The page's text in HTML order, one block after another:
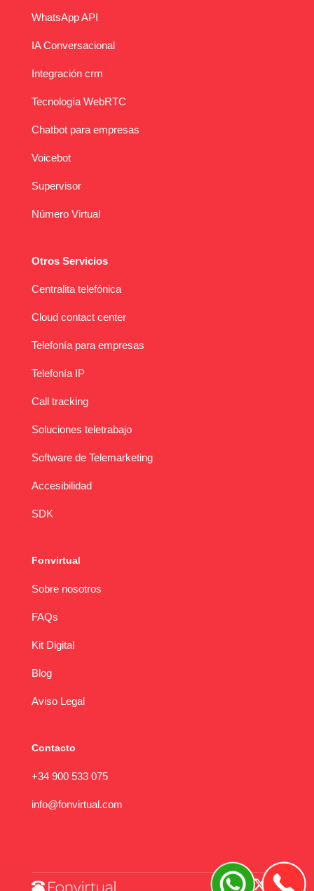
WhatsApp API
IA Conversacional
Integración crm
Tecnología WebRTC
Chatbot para empresas
Voicebot
Supervisor
Número Virtual
Otros Servicios
Centralita telefónica
Cloud contact center
Telefonía para empresas
Telefonía IP
Call tracking
Soluciones teletrabajo
Software de Telemarketing
Accesibilidad
SDK
Fonvirtual
Sobre nosotros
FAQs
Kit Digital
Blog
Aviso Legal
Contacto
+34 900 533 075
info@fonvirtual.com